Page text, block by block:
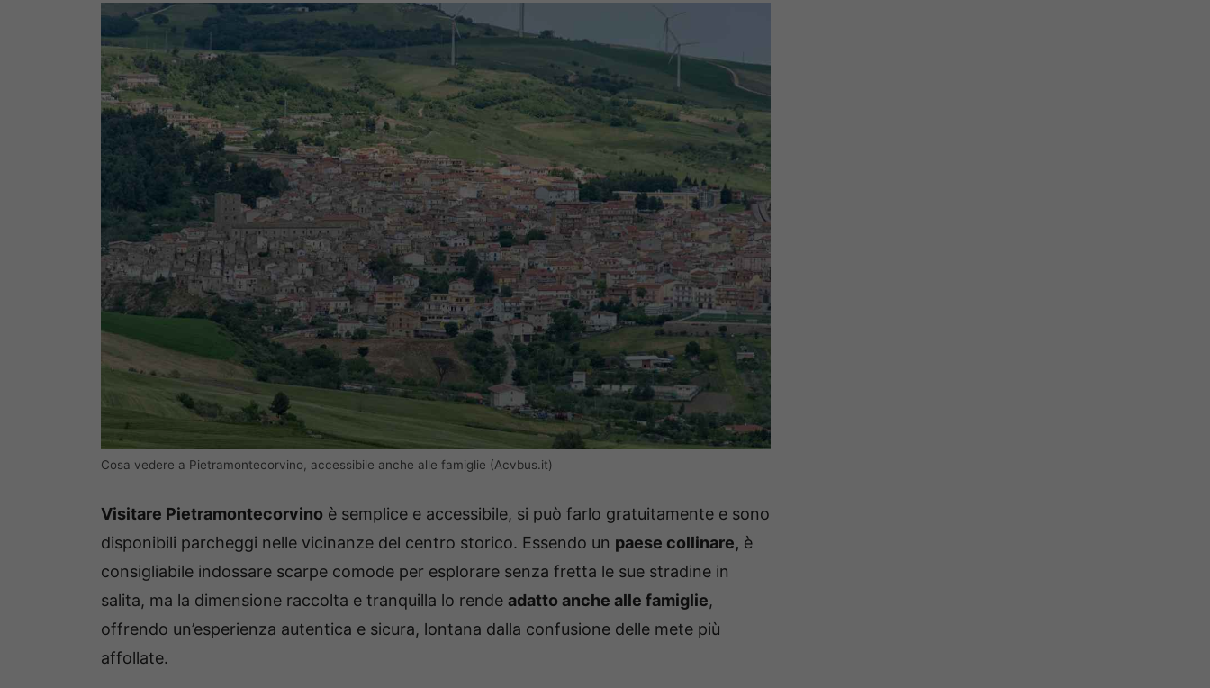
Cosa vedere a Pietramontecorvino, accessibile anche alle famiglie (Acvbus.it)
Visitare Pietramontecorvino è semplice e accessibile, si può farlo gratuitamente e sono
disponibili parcheggi nelle vicinanze del centro storico. Essendo un paese collinare, è
consigliabile indossare scarpe comode per esplorare senza fretta le sue stradine in
salita, ma la dimensione raccolta e tranquilla lo rende adatto anche alle famiglie,
offrendo un’esperienza autentica e sicura, lontana dalla confusione delle mete più
affollate.